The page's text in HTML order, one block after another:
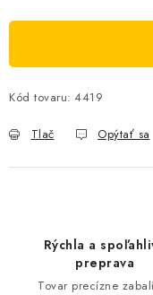
Kód tovaru: 4419
Tlač Opýtať sa
Rýchla a
preprava
Tovar precízne